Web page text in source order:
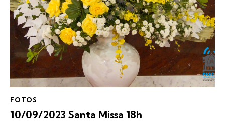
FOTOS
10/09/2023 Santa Missa 18h